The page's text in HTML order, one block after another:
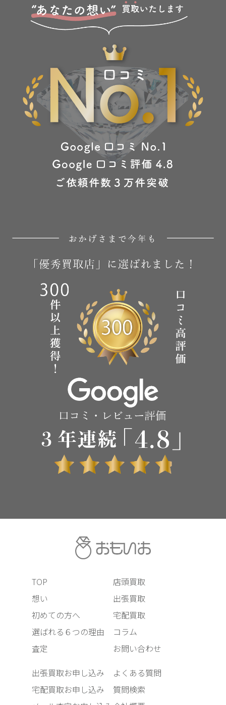
TOP
想い
初めての方へ
選ばれる６つの理由
査定
店頭買取
出張買取
宅配買取
コラム
お問い合わせ
出張買取お申し込み
宅配買取お申し込み
よくある質問
質問検索